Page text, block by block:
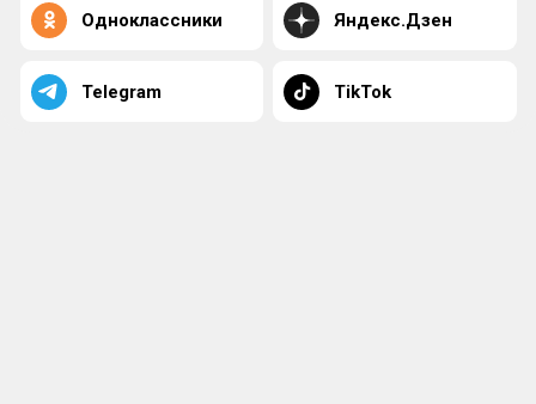
Одноклассники Яндекс.Дзен
Telegram TikTok